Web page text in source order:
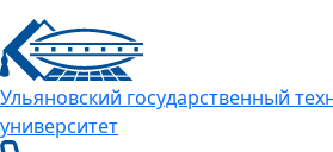
Ульяновский государственный
университет